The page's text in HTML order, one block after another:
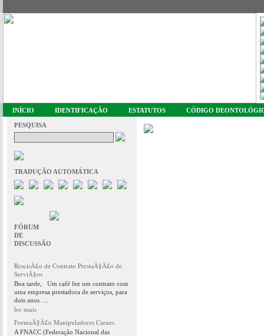
INÍCIO IDENTIFICAÇÃO ESTATUTOS CÓDIGO
PESQUISA
TRADUÇÃO AUTOMÁTICA
FÓRUM
DE
DISCUSSÃO
RescisÃ£o de Contrato PrestaÃ§Ã£o de
ServiÃ§os
Boa tarde, Um café fez um contrato com
uma empresa prestadora de serviços, para
dois anos. ...
ler mais
FormaÃ§Ã£o Manipuladores Carnes
A FNACC (Federação Nacional das